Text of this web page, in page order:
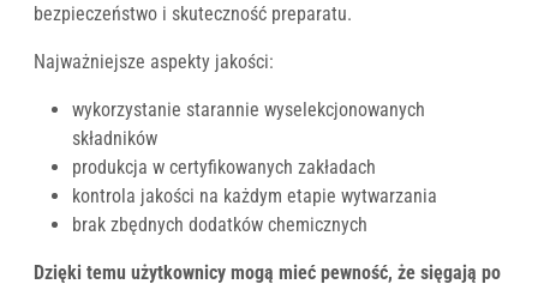
bezpieczeństwo i skuteczność preparatu.
Najważniejsze aspekty jakości:
wykorzystanie starannie wyselekcjonowanych
składników
produkcja w certyfikowanych zakładach
kontrola jakości na każdym etapie wytwarzania
brak zbędnych dodatków chemicznych
Dzięki temu użytkownicy mogą mieć pewność, że sięgają po